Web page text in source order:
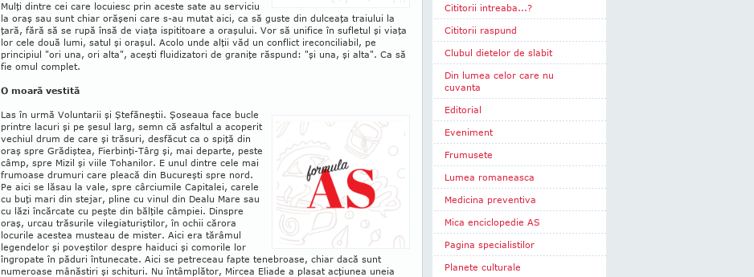
Mulţi dintre cei care locuiesc prin aceste sate au serviciu
la oraş sau sunt chiar orăşeni care s-au mutat aici, ca să guste din dulceaţa traiului la
ţară, fără să se rupă în­să de viaţa ispititoare a oraşului. Vor să unifice în sufletul şi viaţa
lor cele două lumi, satul şi oraşul. Acolo unde alţii văd un conflict irecon­ci­liabil, pe
principiul "ori una, ori alta", aceşti fluidizatori de graniţe răspund: "şi una, şi alta". Ca să
fie omul complet.
O moară vestită
Las în urmă Voluntarii şi Ştefăneştii. Şoseaua face bucle
printre lacuri şi pe şesul larg, semn că asfaltul a acoperit
vechiul drum de care şi trăsuri, desfăcut ca o spiţă din
oraş spre Grădiştea, Fier­binţi-Târg şi, mai departe, peste
câmp, spre Mizil şi viile Tohanilor. E unul dintre cele mai
frumoase drumuri care pleacă din Bucureşti spre nord.
Pe aici se lăsau la vale, spre cârciumile Capitalei, ca­rele
cu buţi mari din stejar, pline cu vinul din Dea­lu Mare sau
cu lăzi încărcate cu peşte din bălţile câmpiei. Dinspre
oraş, urcau trăsurile vilegia­tu­riştilor, în ochii cărora
locurile acestea musteau de mister. Aici era tărâmul
legendelor şi poveş­tilor despre haiduci şi comorile lor
îngropate în pă­duri întunecate. Aici se petreceau fapte tene­broase, chiar dacă sunt
numeroase mânăstiri şi schituri. Nu întâmplător, Mircea Eliade a plasat acţiunea uneia
Cititorii intreaba...?
Cititorii raspund
Clubul dietelor de slabit
Din lumea celor care nu
cuvanta
Editorial
Eveniment
Frumusete
Lumea romaneasca
Medicina preventiva
Mica enciclopedie AS
Pagina specialistilor
Planete culturale